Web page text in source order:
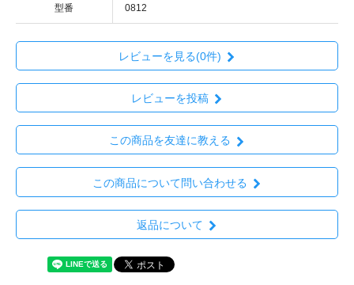
型番 0812
レビューを見る(0件)
レビューを投稿
この商品を友達に教える
この商品について問い合わせる
返品について